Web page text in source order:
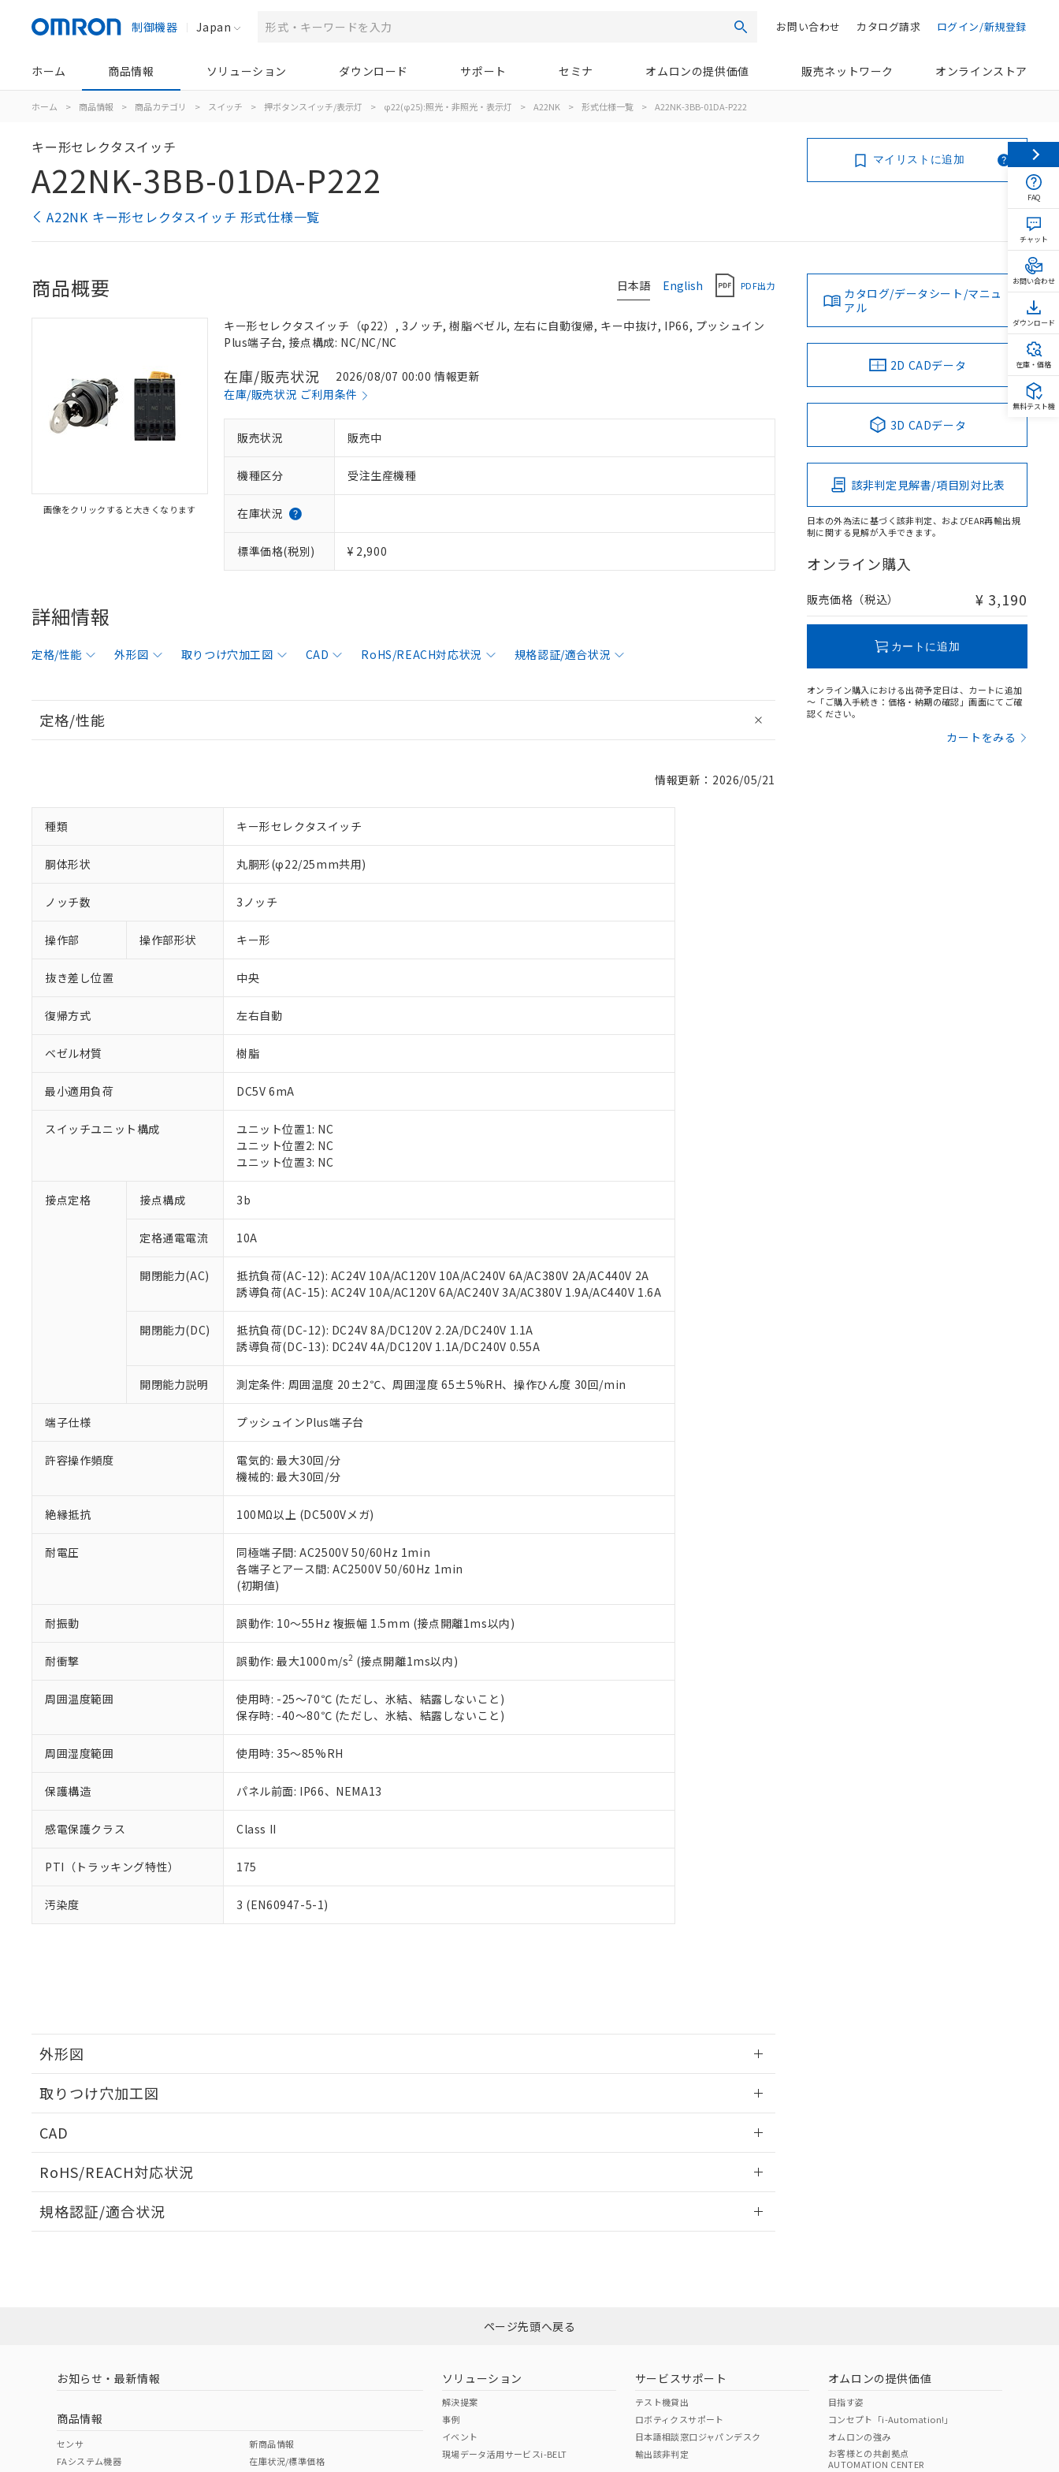
制御機器 Japan 検索 ログイン/新規登録
カタログ請求
お問い合わせ
ホーム 商品情報 ソリューション ダウンロード サポート セミナ オムロンの提供価値 販売ネットワーク オンラインストア
ホーム > 商品情報 > 商品カテゴリ > スイッチ > 押ボタンスイッチ/表示灯 > φ22(φ25):照光・非照光・表示灯 > A22NK > 形式仕様一覧 > A22NK-3BB-01DA-P222
キー形セレクタスイッチ
A22NK-3BB-01DA-P222
A22NK キー形セレクタスイッチ 形式仕様一覧
マイリストに追加
日本語 English PDF出力
商品概要
画像をクリックすると大きくなります
キー形セレクタスイッチ（φ22）, 3ノッチ, 樹脂ベゼル, 左右に自動復帰, キー中抜け, IP66, プッシュイン
Plus端子台, 接点構成: NC/NC/NC
在庫/販売状況
2026/08/07 00:00 情報更新
在庫/販売状況 ご利用条件
販売状況 販売中
機種区分 受注生産機種
在庫状況
標準価格(税別) ¥ 2,900
詳細情報
定格/性能 外形図 取りつけ穴加工図 CAD RoHS/REACH対応状況 規格認証/適合状況
定格/性能
情報更新：2026/05/21
種類 キー形セレクタスイッチ
胴体形状 丸胴形(φ22/25mm共用)
ノッチ数 3ノッチ
操作部 操作部形状 キー形
抜き差し位置 中央
復帰方式 左右自動
ベゼル材質 樹脂
最小適用負荷 DC5V 6mA
スイッチユニット構成
ユニット位置1: NC
ユニット位置2: NC
ユニット位置3: NC
接点定格 接点構成 3b
定格通電電流 10A
開閉能力(AC)
抵抗負荷(AC-12): AC24V 10A/AC120V 10A/AC240V 6A/AC380V 2A/AC440V 2A
誘導負荷(AC-15): AC24V 10A/AC120V 6A/AC240V 3A/AC380V 1.9A/AC440V 1.6A
開閉能力(DC)
抵抗負荷(DC-12): DC24V 8A/DC120V 2.2A/DC240V 1.1A
誘導負荷(DC-13): DC24V 4A/DC120V 1.1A/DC240V 0.55A
開閉能力説明 測定条件: 周囲温度 20±2℃、周囲湿度 65±5%RH、操作ひん度 30回/min
端子仕様 プッシュインPlus端子台
許容操作頻度
電気的: 最大30回/分
機械的: 最大30回/分
絶縁抵抗 100MΩ以上 (DC500Vメガ)
耐電圧
同極端子間: AC2500V 50/60Hz 1min
各端子とアース間: AC2500V 50/60Hz 1min
(初期値)
耐振動 誤動作: 10～55Hz 複振幅 1.5mm (接点開離1ms以内)
耐衝撃 誤動作: 最大1000m/s2 (接点開離1ms以内)
周囲温度範囲
使用時: -25～70℃ (ただし、氷結、結露しないこと)
保存時: -40～80℃ (ただし、氷結、結露しないこと)
周囲湿度範囲 使用時: 35～85%RH
保護構造 パネル前面: IP66、NEMA13
感電保護クラス Class II
PTI（トラッキング特性） 175
汚染度 3 (EN60947-5-1)
外形図
取りつけ穴加工図
CAD
RoHS/REACH対応状況
EU RoHS 注意事項・凡例
ダウンロードはこちら
中国 RoHS 注意事項・凡例
中国 RoHS表
規格認証/適合状況
カタログ/データシート/マニュ
アル
2D CADデータ
3D CADデータ
該非判定見解書/項目別対比表
日本の外為法に基づく該非判定、およびEAR再輸出規
制に関する見解が入手できます。
オンライン購入
販売価格（税込） ¥ 3,190
カートに追加
オンライン購入における出荷予定日は、カートに追加
～「ご購入手続き：価格・納期の確認」画面にてご確
認ください。
カートをみる
ご利用条件
以下の条件をお読みいただき、同意のうえご利用ください。
本サービスは、当社制御機器事業取扱商品の当社在庫状況および標準価格(税抜)を提供させていただ
くものです。
当社制御機器事業取扱商品の中には、本サービスの対象外となる商品もあることをご了承ください。
在庫状況および標準価格照会結果は、記載している更新日時点での社内データに基づき作成されるも
い。
正式な納期状況および標準価格はお客様のお取引先、またはお客様担当のオムロン制御機器販売店・
当社販売員にご相談ください。
オムロン制御機器販売店や当社販売拠点は「販売ネットワーク
」をご確認ください。
在庫状況および標準価格結果を当社の事前の承諾なく第三者に漏洩または開示しないようお願いしま
す。
ている必要があります。
お客様が当ウェブサイト上で当社にご登録された部品リストについて、当社および当社の共同利用者
さい。
※当社の共同利用者とは、"個人情報の共同利用に関して"
※1 対応状況
対応済み：EU RoHS指令（10物質）の非含有に対応した製品が提供可能な商品です。
非該当品：ライセンス料など無形物で、有害物質有無と関係のない商品です。
仕入先様の事情により、非含有部品としていたものが、含有品と判明した場合などやむを得ず変更すること
があります。
*EU RoHS指令（10物質）：
六価クロム(Cr(Ⅵ)) 1000ppm以下、ポリ臭化ビフェニル類(PBB) 1000ppm以下、ポリ臭化ジフェニルエーテル類(PBDE) 1000ppm以下、
フタル酸ビス(2-エチルヘキシル) (DEHP)(別名：DOP) 1000ppm以下、フタル酸ブチルベンジル（BBP） 1000ppm以下、フタル酸ジブチ
ル（DBP） 1000ppm以下、フタル酸ジイソブチル (DIBP) 1000ppm以下
但し、RoHS指令で産業用監視および制御機器に対する適用除外項目は除く。
フタル酸エステル類の４物質については閾値を超える意図的な使用がないことを確認しています。
※2 対応予定月
部品在庫の切り替え状況などにより、予定月が前後することがあります。
※3 非含有証明書ダウンロード
下記の非含有証明書をダウンロードすることができます。
EU RoHS指令（10物質）の非含有証明書
51物質の非含有証明書（当社基準）
※本証明書は発行日時点で非含有を証明するもので、過去に遡って非含有を証明するものではありません。
また、RoHS指令のフタル酸エステル類４物質の対応では、対応完了までの期間は出荷製品に未対応品が
混在することから備考欄に対応日を記載しておりました。
り割愛しております。
※1 中国RoHS○×表
「○」：最大均質材料含有率が中国RoHSの基準値以下であることを示します。
「×」：最大均質材料含有率が中国RoHSの基準値を超えていることを示します。
*中国RoHS10物質の基準値 (GB/T26572)：
Pb(鉛) :1000ppm、 Hg(水銀) : 1000ppm、 Cd(カドミウム) : 100ppm、
Cr(Ⅵ)(六価クロム) : 1000ppm、 PBBs(ポリ臭化ビフェニル類) : 1000ppm、 PBDEs(ポリ臭化ジフェニルエーテル類) : 1000ppm、
DBP(フタル酸ジブチル) : 1000ppm、 DIBP(フタル酸ジイソブチル) : 1000ppm、 BBP(フタル酸ブチルベンジル) : 1000ppm、
DEHP(フタル酸ビス(2-エチルヘキシル)) : 1000ppm
※2 環境保護使用期限
「ｅ」：有害物質（10物質）のすべてが基準値以下であることを示します。
「10」：通常の使用状況下において有害物質が外部に漏えいし、環境に深刻な影響を及ぼさない年数を意
味します。
当社は、これら貴社製品のうち、外国為替および外国貿易法に定める商品（以下｢規制貨物等」とい
う）を輸出または国外への提供する場合は、日本国政府の輸出許可(または役務取引許可)を取得する
などの必要な手続きをとります。
ます。
当社は貴社製品を、核兵器、ミサイル、化学兵器、生物兵器またはその他武器並びにこれらの製造装
当社は、貴社製品を第三者に販売する場合は、上記1、2および3の内容を当該第三者に通知します。
また当社は、販売先および販売に係わる関係者が違法に輸出するおそれがある場合は、取り引きをい
たしません。
記
号
説明
○ 一定数以上の在庫あり
△ 一定数には満たないが在庫あり
－
在庫なし(最新の在庫状況については、お客様のお取引先、またはお客様担当のオムロン制御
機器販売店・当社販売員にご確認ください)
空
白
受注生産機種、また在庫状況の情報を公開していない機種
ページ先頭へ戻る
お知らせ・最新情報
商品情報
センサ
FAシステム機器
新商品情報
在庫状況/標準価格
ソリューション
解決提案
事例
イベント
現場データ活用サービスi-BELT
サービスサポート
テスト機貸出
ロボティクスサポート
日本語相談窓口ジャパンデスク
輸出該非判定
オムロンの提供価値
目指す姿
コンセプト「i-Automation!」
オムロンの強み
お客様との共創拠点
AUTOMATION CENTER
FAQ
チャット
お問い合わせ
ダウンロード
在庫・価格
無料テスト機